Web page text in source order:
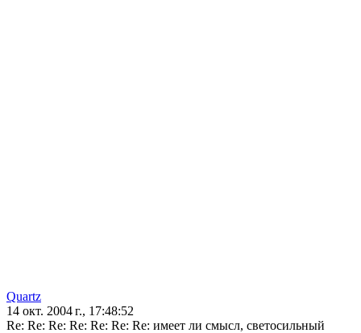
Quartz
14 окт. 2004 г., 17:48:52
Re: Re: Re: Re: Re: Re: Re: имеет ли смысл, светосильный